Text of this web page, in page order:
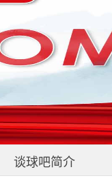
谈球吧简介